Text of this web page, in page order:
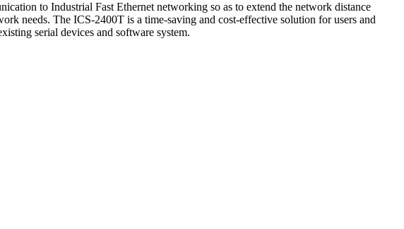
to Industrial Fast Ethernet networking so as to extend the network distance
needs. The ICS-2400T is a time-saving and cost-effective solution for users and
serial devices and software system.